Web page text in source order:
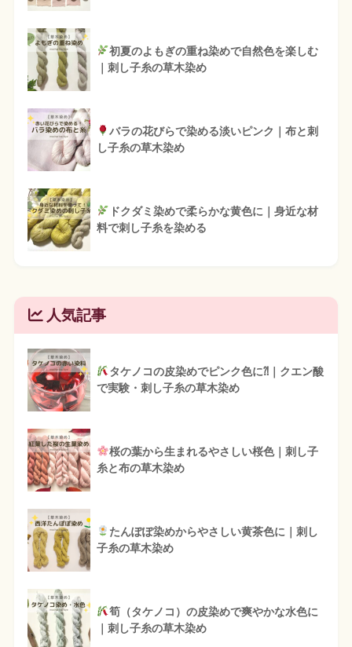
初夏のよもぎの重ね染めで自然色を楽しむ
｜刺し子糸の草木染め
バラの花びらで染める淡いピンク｜布と刺
し子糸の草木染め
ドクダミ染めで柔らかな黄色に｜身近な材
料で刺し子糸を染める
人気記事
タケノコの皮染めでピンク色に⁈｜クエン酸
で実験・刺し子糸の草木染め
桜の葉から生まれるやさしい桜色｜刺し子
糸と布の草木染め
たんぽぽ染めからやさしい黄茶色に｜刺し
子糸の草木染め
筍（タケノコ）の皮染めで爽やかな水色に
｜刺し子糸の草木染め